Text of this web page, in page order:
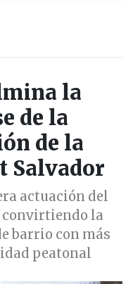
la
de la
de la
Salvador
actuación del
convirtiendo la
barrio con más
peatonal